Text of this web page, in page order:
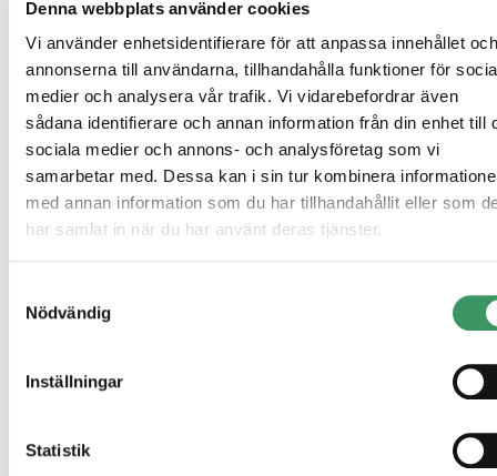
Denna webbplats använder cookies
Vi använder enhetsidentifierare för att anpassa innehållet och
annonserna till användarna, tillhandahålla funktioner för
medier och analysera vår trafik. Vi vidarebefordrar även
sådana identifierare och annan information från din enhet till
sociala medier och annons- och analysföretag som vi
samarbetar med. Dessa kan i sin tur kombinera
med annan information som du har tillhandahållit eller som
har samlat in när du har använt deras tjänster.
Nödvändig
Inställningar
Statistik
I Sverige blev veckan ett exempel på den dubbla verklighetsom
präglar marknaden just nu. Å ena sidan fortsatte svensk industri att
styrka, med industri-PMI på den högsta nivån på fyra år. Å andra
föll tjänste-PMI tydligt under 50, vilket signalerar att den inhemska
efterfrågebilden är mer blandad. Inflationen i februari kom in i linje
lättnad. Men om energipriserna biter sig fast samt insatskostnader
fortsätter upp finns risken att det nuvarande inflationsutfallet snabbt
mindre representativt för det underliggande kostnadstrycket framåt.